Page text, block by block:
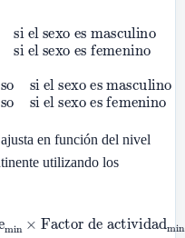
peso
sexo es femenino
peso
sexo es femenino
en función del nivel
utilizando los
min×
min×
continentalmin